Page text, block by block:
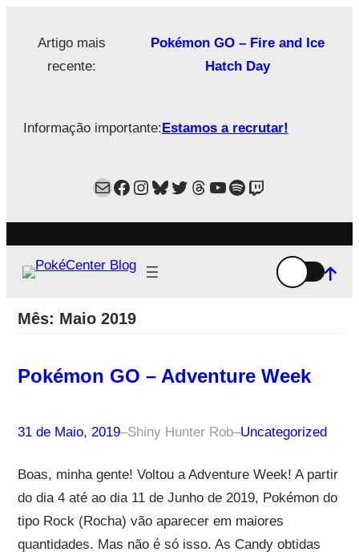
Artigo mais
recente:
Pokémon GO – Fire and Ice
Hatch Day
Informação importante:Estamos a recrutar!
MailFacebook
Instagram
Bluesky
Twitter
Estamos no Threads!
YouTube
Spotify
Twitch
Mês: Maio 2019
Pokémon GO – Adventure Week
31 de Maio, 2019–Shiny Hunter Rob–Uncategorized
Boas, minha gente! Voltou a Adventure Week! A partir
do dia 4 até ao dia 11 de Junho de 2019, Pokémon do
tipo Rock (Rocha) vão aparecer em maiores
quantidades. Mas não é só isso. As Candy obtidas